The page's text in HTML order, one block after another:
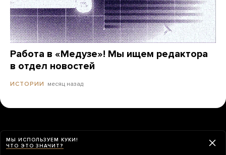
Работа в «Медузе»! Мы ищем редактора
в отдел новостей
ИСТОРИИ месяц назад
МЫ ИСПОЛЬЗУЕМ КУКИ!
ЧТО ЭТО ЗНАЧИТ?